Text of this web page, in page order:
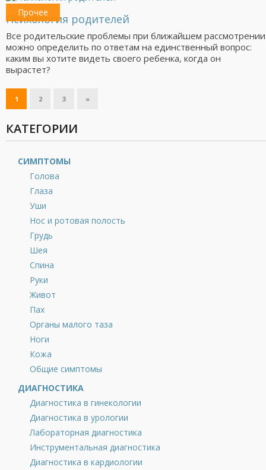
Прочее
Психология родителей
Все родительские проблемы при ближайшем рассмотрении
можно определить по ответам на единственный вопрос:
каким вы хотите видеть своего ребенка, когда он
вырастет?
1 2 3 »
КАТЕГОРИИ
СИМПТОМЫ
Голова
Глаза
Уши
Нос и ротовая полость
Грудь
Шея
Спина
Руки
Живот
Пах
Органы малого таза
Ноги
Кожа
Общие симптомы
ДИАГНОСТИКА
Диагностика в гинекологии
Диагностика в урологии
Лабораторная диагностика
Инструментальная диагностика
Диагностика в кардиологии